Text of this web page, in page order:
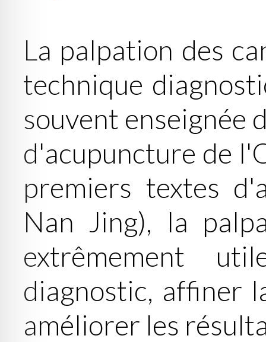
La palpation des
technique
souvent enseignée
d'acupuncture de
premiers textes
Nan Jing), la
extrêmement
diagnostic, affiner
améliorer les